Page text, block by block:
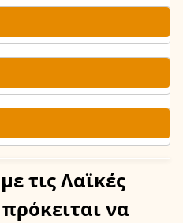
με τις Λαϊκές
να